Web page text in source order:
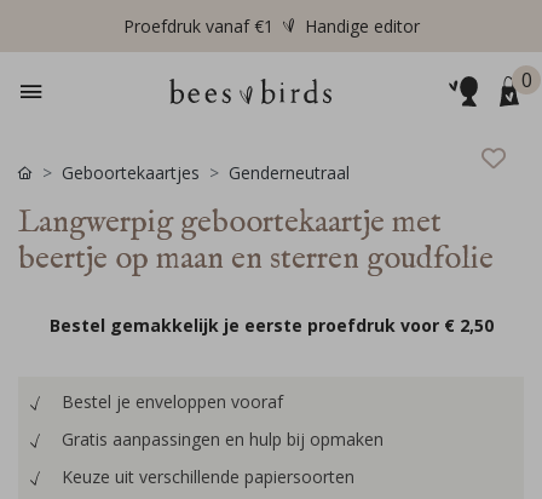
Proefdruk vanaf €1 Handige editor
0
Geboortekaartjes Genderneutraal
Langwerpig geboortekaartje met
beertje op maan en sterren goudfolie
Bestel gemakkelijk je eerste proefdruk voor € 2,50
Bestel je enveloppen vooraf
Gratis aanpassingen en hulp bij opmaken
Keuze uit verschillende papiersoorten